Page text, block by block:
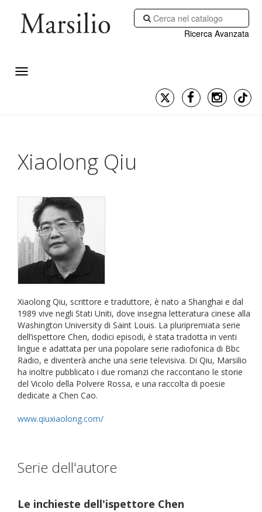
Ricerca Avanzata
Xiaolong Qiu
Xiaolong Qiu, scrittore e traduttore, è nato a Shanghai e dal
1989 vive negli Stati Uniti, dove insegna letteratura cinese alla
Washington University di Saint Louis. La pluripremiata serie
dell’ispettore Chen, dodici episodi, è stata tradotta in venti
lingue e adattata per una popolare serie radiofonica di Bbc
Radio, e diventerà anche una serie televisiva. Di Qiu, Marsilio
ha inoltre pubblicato i due romanzi che raccontano le storie
del Vicolo della Polvere Rossa, e una raccolta di poesie
dedicate a Chen Cao.
www.qiuxiaolong.com/
Serie dell'autore
Le inchieste dell'ispettore Chen